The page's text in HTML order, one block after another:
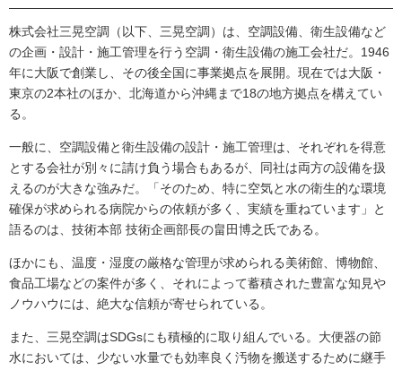
株式会社三晃空調（以下、三晃空調）は、空調設備、衛生設備など
の企画・設計・施工管理を行う空調・衛生設備の施工会社だ。1946
年に大阪で創業し、その後全国に事業拠点を展開。現在では大阪・
東京の2本社のほか、北海道から沖縄まで18の地方拠点を構えてい
る。
一般に、空調設備と衛生設備の設計・施工管理は、それぞれを得意
とする会社が別々に請け負う場合もあるが、同社は両方の設備を扱
えるのが大きな強みだ。「そのため、特に空気と水の衛生的な環境
確保が求められる病院からの依頼が多く、実績を重ねています」と
語るのは、技術本部 技術企画部長の畠田博之氏である。
ほかにも、温度・湿度の厳格な管理が求められる美術館、博物館、
食品工場などの案件が多く、それによって蓄積された豊富な知見や
ノウハウには、絶大な信頼が寄せられている。
また、三晃空調はSDGsにも積極的に取り組んでいる。大便器の節
水においては、少ない水量でも効率良く汚物を搬送するために継手